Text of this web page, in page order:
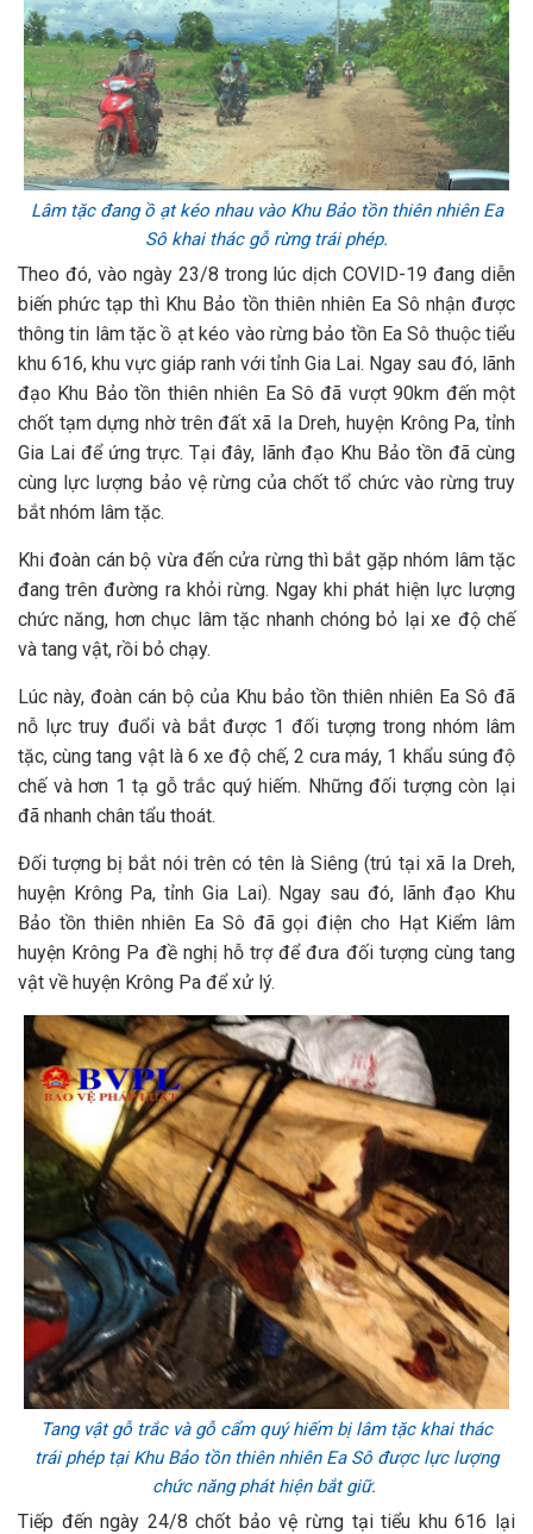
Lâm tặc đang ồ ạt kéo nhau vào Khu Bảo tồn thiên nhiên Ea
Sô khai thác gỗ rừng trái phép.
Theo đó, vào ngày 23/8 trong lúc dịch COVID-19 đang diễn
biến phức tạp thì Khu Bảo tồn thiên nhiên Ea Sô nhận được
thông tin lâm tặc ồ ạt kéo vào rừng bảo tồn Ea Sô thuộc tiểu
khu 616, khu vực giáp ranh với tỉnh Gia Lai. Ngay sau đó, lãnh
đạo Khu Bảo tồn thiên nhiên Ea Sô đã vượt 90km đến một
chốt tạm dựng nhờ trên đất xã Ia Dreh, huyện Krông Pa, tỉnh
Gia Lai để ứng trực. Tại đây, lãnh đạo Khu Bảo tồn đã cùng
cùng lực lượng bảo vệ rừng của chốt tổ chức vào rừng truy
bắt nhóm lâm tặc.
Khi đoàn cán bộ vừa đến cửa rừng thì bắt gặp nhóm lâm tặc
đang trên đường ra khỏi rừng. Ngay khi phát hiện lực lượng
chức năng, hơn chục lâm tặc nhanh chóng bỏ lại xe độ chế
và tang vật, rồi bỏ chạy.
Lúc này, đoàn cán bộ của Khu bảo tồn thiên nhiên Ea Sô đã
nỗ lực truy đuổi và bắt được 1 đối tượng trong nhóm lâm
tặc, cùng tang vật là 6 xe độ chế, 2 cưa máy, 1 khẩu súng độ
chế và hơn 1 tạ gỗ trắc quý hiếm. Những đối tượng còn lại
đã nhanh chân tẩu thoát.
Đối tượng bị bắt nói trên có tên là Siêng (trú tại xã Ia Dreh,
huyện Krông Pa, tỉnh Gia Lai). Ngay sau đó, lãnh đạo Khu
Bảo tồn thiên nhiên Ea Sô đã gọi điện cho Hạt Kiểm lâm
huyện Krông Pa đề nghị hỗ trợ để đưa đối tượng cùng tang
vật về huyện Krông Pa để xử lý.
Tang vật gỗ trắc và gỗ cẩm quý hiếm bị lâm tặc khai thác
trái phép tại Khu Bảo tồn thiên nhiên Ea Sô được lực lượng
chức năng phát hiện bắt giữ.
Tiếp đến ngày 24/8 chốt bảo vệ rừng tại tiểu khu 616 lại